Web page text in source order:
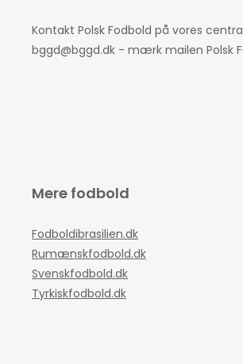
Kontakt Polsk Fodbold på vores
bggd@bggd.dk - mærk mailen Polsk
Mere fodbold
Fodboldibrasilien.dk
Rumænskfodbold.dk
Svenskfodbold.dk
Tyrkiskfodbold.dk